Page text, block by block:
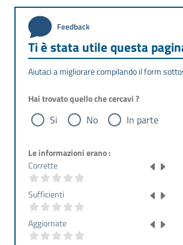
Feedback
Ti è stata utile questa
Aiutaci a migliorare compilando il form
Hai trovato quello che cercavi ?
Si No In parte
Le informazioni erano :
Corrette
Sufficienti
Aggiornate